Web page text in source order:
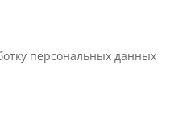
персональных данных